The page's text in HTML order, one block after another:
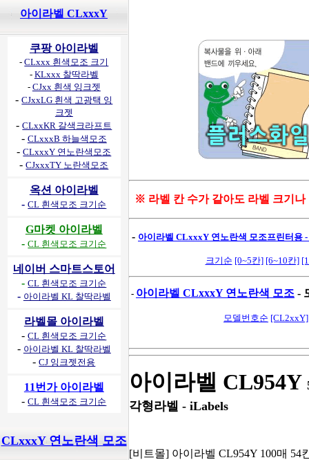
아이라벨 CLxxxY
쿠팡 아이라벨
-CLxxx 흰색모조 크기
- KLxxx 찰딱라벨
- CJxx 흰색 잉크젯
-CJxxLG 흰색 고광택 잉
크젯
-CLxxKR 갈색크라프트
- CLxxxB 하늘색모조
-CLxxxY 연노란색모조
-CJxxxTY 노란색모조
옥션 아이라벨
-CL 흰색모조 크기순
G마켓 아이라벨
-CL 흰색모조 크기순
네이버 스마트스토어
-CL 흰색모조 크기순
- 아이라벨 KL 찰딱라벨
라벨몰 아이라벨
-CL 흰색모조 크기순
- 아이라벨 KL 찰딱라벨
-CJ 잉크젯전용
11번가 아이라벨
-CL 흰색모조 크기순
CLxxxY 연노란색 모조
※ 라벨 칸 수가 같아도 라벨 크기나
- 아이라벨 CLxxxY 연노란색 모조프린터용
크기순 [0~5칸] [6~10칸]
- 아이라벨 CLxxxY 연노란색 모조 -
모델번호순 [CL2xxY]
아이라벨 CL954Y
각형라벨 - iLabels
[비트몰] 아이라벨 CL954Y 100매 54